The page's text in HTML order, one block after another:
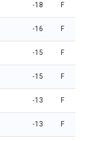
-18 F
-16 F
-15 F
-15 F
-13 F
-13 F